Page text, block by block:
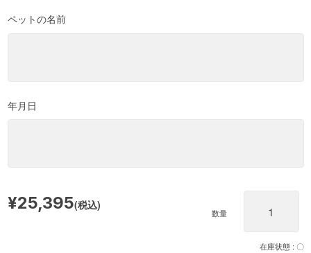
ペットの名前
年月日
在庫状態 : 〇
¥25,395(税込)
数量